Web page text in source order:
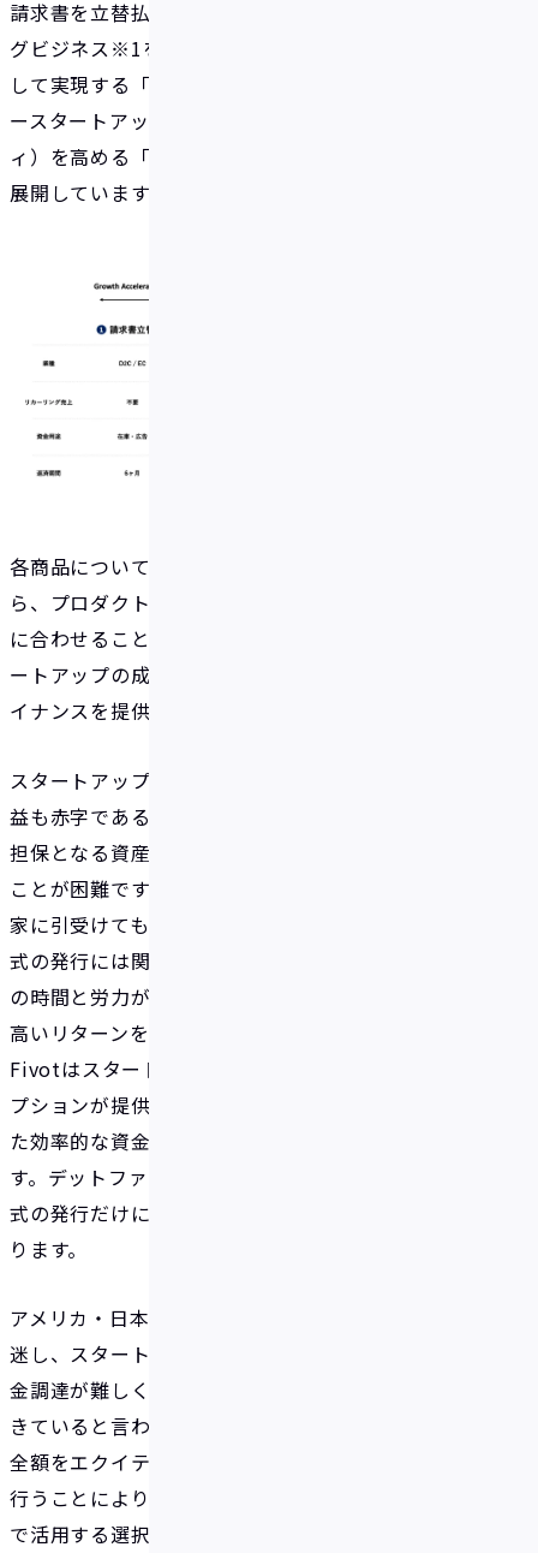
請求書を立替払いする「請求書立替」、リカーリン
グビジネス※1を展開する事業者の将来売上を先取り
して実現する「Revenue Based Finance」、レイタ
ースタートアップの経営の自由度（フレキシビリテ
ィ）を高める「ベンチャーデット」の3プロダクトを
展開しています。
各商品について統一的な与信モデルを採用しなが
ら、プロダクトの商品性を事業者の特性やステージ
に合わせることで、アーリーからレイターまで、スタ
ートアップの成長に合わせて一気通貫でデットファ
イナンスを提供し続けることが可能と考えています。
スタートアップ企業は一般的に、創業まもなくは利
益も赤字であることが多く信用力が小さいこと、また
担保となる資産を持たないことから、融資を受ける
ことが困難です。そのため、新規に株式を発行し投資
家に引受けてもらうことで資金調達を行いますが、株
式の発行には関係者の利害調整をはじめとして多く
の時間と労力がかかり、さらに調達後には投資家から
高いリターンを求められます。
Fivotはスタートアップ企業においても様々な調達オ
プションが提供され、ステージや資金ニーズに合わせ
た効率的な資金調達が広がるべきであると考えていま
す。デットファイナンスを有効に活用することで、株
式の発行だけに頼らない柔軟な資金調達が可能とな
ります。
アメリカ・日本ともにグロース株、IT銘柄の株価が低
迷し、スタートアップにおいてもエクイティによる資
金調達が難しくなる「スタートアップ冬の時代」が
きていると言われています。資金調達の際に必要金額
全額をエクイティで行うのではなく、一部をデットで
行うことにより「株式の希薄化を抑える」等の意図
で活用する選択肢もあります。